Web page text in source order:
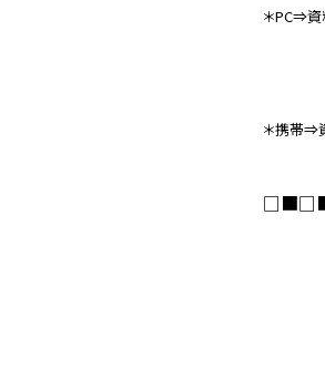
＊PC⇒
学校
＊携帯⇒
学校